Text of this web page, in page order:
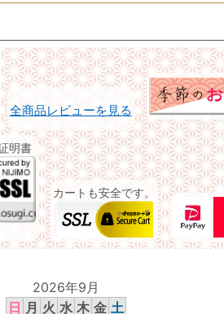
全商品レビューを見る
明書
カートも安全です。
2026年9月
日 月 火 水 木 金 土